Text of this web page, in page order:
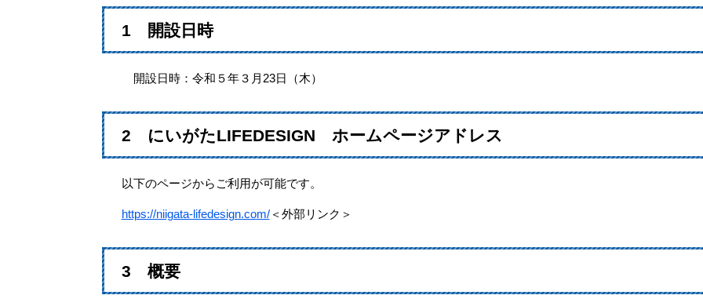
1 開設日時
開設日時：令和５年３月23日（木）
2 にいがたLIFEDESIGN ホームページアドレス
以下のページからご利用が可能です。
https://niigata-lifedesign.com/＜外部リンク＞
3 概要